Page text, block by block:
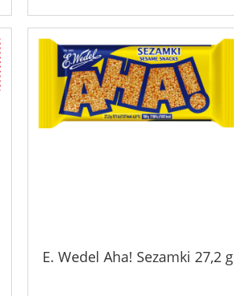
E. Wedel Aha! Sezamki 27,2 g